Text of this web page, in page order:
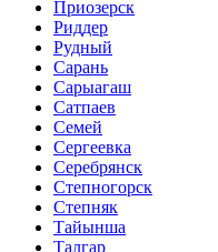
Приозерск
Риддер
Рудный
Сарань
Сарыагаш
Сатпаев
Семей
Сергеевка
Серебрянск
Степногорск
Степняк
Тайынша
Талгар